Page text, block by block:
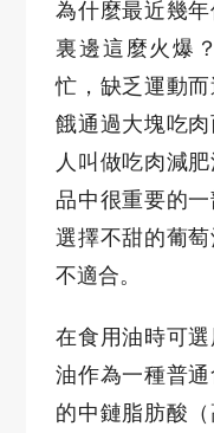
為什麼最近幾
裏邊這麼火爆
忙，缺乏運動
餓通過大塊吃
人叫做吃肉減
品中很重要的
選擇不甜的葡
不適合。
在食用油時可
油作為一種普
的中鏈脂肪酸